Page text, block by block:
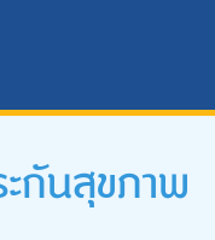
กันสุขภาพ